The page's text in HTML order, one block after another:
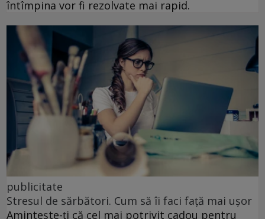
întîmpina vor fi rezolvate mai rapid.
publicitate
Stresul de sărbători. Cum să îi faci față mai ușor
Amintește-ți că cel mai potrivit cadou pentru